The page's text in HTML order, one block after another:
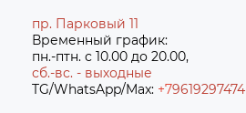
пр. Парковый 11
Временный график:
пн.-птн. с 10.00 до 20.00,
сб.-вс. - выходные
TG/WhatsApp/Max: +79619297474